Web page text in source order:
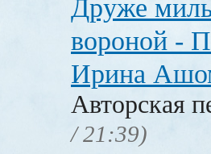
Друже
вороной -
Ирина
Авторская
/ 21:39)